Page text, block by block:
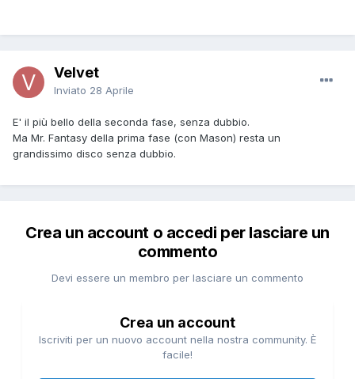
Velvet
Inviato 28 Aprile
E' il più bello della seconda fase, senza dubbio.
Ma Mr. Fantasy della prima fase (con Mason) resta un
grandissimo disco senza dubbio.
Crea un account o accedi per lasciare un
commento
Devi essere un membro per lasciare un commento
Crea un account
Iscriviti per un nuovo account nella nostra community. È
facile!